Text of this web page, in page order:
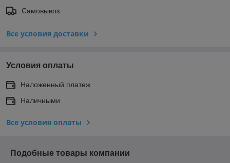
Самовывоз
Все условия доставки
Условия оплаты
Наложенный платеж
Наличными
Все условия оплаты
Подобные товары компании